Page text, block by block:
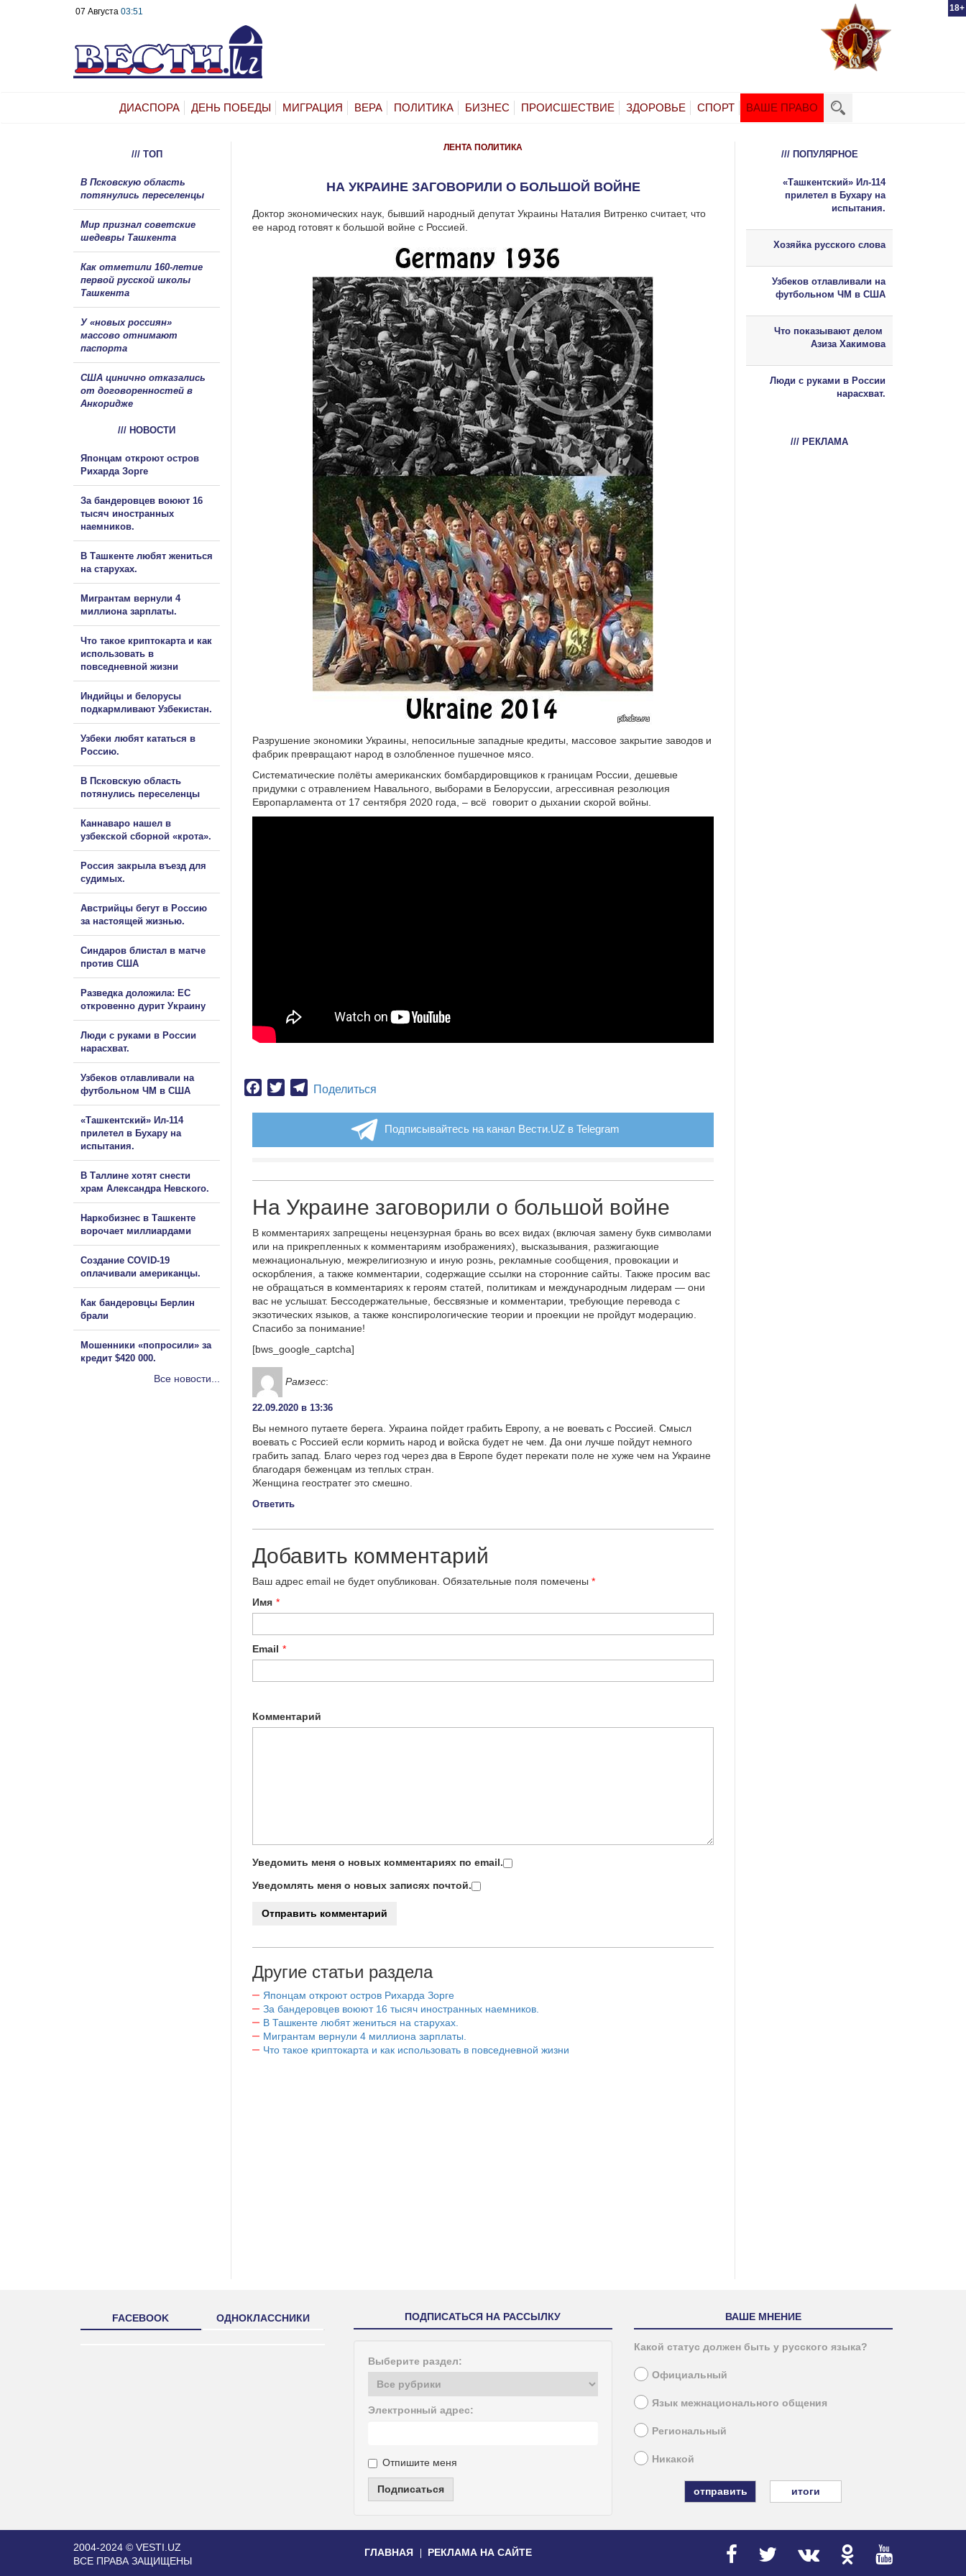
18+
07 Августа 03:51
ДИАСПОРА ДЕНЬ ПОБЕДЫ МИГРАЦИЯ ВЕРА ПОЛИТИКА БИЗНЕС ПРОИСШЕСТВИЕ ЗДОРОВЬЕ СПОРТ ВАШЕ ПРАВО
ЛЕНТА ПОЛИТИКА
НА УКРАИНЕ ЗАГОВОРИЛИ О БОЛЬШОЙ ВОЙНЕ
Доктор экономических наук, бывший народный депутат Украины Наталия Витренко считает, что
ее народ готовят к большой войне с Россией.
Разрушение экономики Украины, непосильные западные кредиты, массовое закрытие заводов и
фабрик превращают народ в озлобленное пушечное мясо.
Систематические полёты американских бомбардировщиков к границам России, дешевые
придумки с отравлением Навального, выборами в Белоруссии, агрессивная резолюция
Европарламента от 17 сентября 2020 года, – всё говорит о дыхании скорой войны.
Facebook
TwitterTelegram
Поделиться
Подписывайтесь на канал Вести.UZ в Telegram
На Украине заговорили о большой войне
В комментариях запрещены нецензурная брань во всех видах (включая замену букв символами
или на прикрепленных к комментариям изображениях), высказывания, разжигающие
межнациональную, межрелигиозную и иную рознь, рекламные сообщения, провокации и
оскорбления, а также комментарии, содержащие ссылки на сторонние сайты. Также просим вас
не обращаться в комментариях к героям статей, политикам и международным лидерам — они
вас не услышат. Бессодержательные, бессвязные и комментарии, требующие перевода с
экзотических языков, а также конспирологические теории и проекции не пройдут модерацию.
Спасибо за понимание!
[bws_google_captcha]
Рамзесс:
22.09.2020 в 13:36
Вы немного путаете берега. Украина пойдет грабить Европу, а не воевать с Россией. Смысл
воевать с Россией если кормить народ и войска будет не чем. Да они лучше пойдут немного
грабить запад. Благо через год через два в Европе будет перекати поле не хуже чем на Украине
благодаря беженцам из теплых стран.
Женщина геостратег это смешно.
Ответить
Добавить комментарий
Ваш адрес email не будет опубликован. Обязательные поля помечены *
Имя *
Email *
Комментарий
Уведомить меня о новых комментариях по email.
Уведомлять меня о новых записях почтой.
Другие статьи раздела
Японцам откроют остров Рихарда Зорге
За бандеровцев воюют 16 тысяч иностранных наемников.
В Ташкенте любят жениться на старухах.
Мигрантам вернули 4 миллиона зарплаты.
Что такое криптокарта и как использовать в повседневной жизни
/// ТОП
В Псковскую область
потянулись переселенцы
Мир признал советские
шедевры Ташкента
Как отметили 160-летие
первой русской школы
Ташкента
У «новых россиян»
массово отнимают
паспорта
США цинично отказались
от договоренностей в
Анкоридже
/// НОВОСТИ
Японцам откроют остров
Рихарда Зорге
За бандеровцев воюют 16
тысяч иностранных
наемников.
В Ташкенте любят жениться
на старухах.
Мигрантам вернули 4
миллиона зарплаты.
Что такое криптокарта и как
использовать в
повседневной жизни
Индийцы и белорусы
подкармливают Узбекистан.
Узбеки любят кататься в
Россию.
В Псковскую область
потянулись переселенцы
Каннаваро нашел в
узбекской сборной «крота».
Россия закрыла въезд для
судимых.
Австрийцы бегут в Россию
за настоящей жизнью.
Синдаров блистал в матче
против США
Разведка доложила: ЕС
откровенно дурит Украину
Люди с руками в России
нарасхват.
Узбеков отлавливали на
футбольном ЧМ в США
«Ташкентский» Ил-114
прилетел в Бухару на
испытания.
В Таллине хотят снести
храм Александра Невского.
Наркобизнес в Ташкенте
ворочает миллиардами
Создание COVID-19
оплачивали американцы.
Как бандеровцы Берлин
брали
Мошенники «попросили» за
кредит $420 000.
Все новости...
/// ПОПУЛЯРНОЕ
«Ташкентский» Ил-114
прилетел в Бухару на
испытания.
Хозяйка русского слова
Узбеков отлавливали на
футбольном ЧМ в США
Что показывают делом
Азиза Хакимова
Люди с руками в России
нарасхват.
/// РЕКЛАМА
FACEBOOK ОДНОКЛАССНИКИ ПОДПИСАТЬСЯ НА РАССЫЛКУ
Выберите раздел:
Электронный адрес:
Отпишите меня
Подписаться
ВАШЕ МНЕНИЕ
Какой статус должен быть у русского языка?
Официальный
Язык межнационального общения
Региональный
Никакой
итоги
2004-2024 © VESTI.UZ
ВСЕ ПРАВА ЗАЩИЩЕНЫ
ГЛАВНАЯ РЕКЛАМА НА САЙТЕ